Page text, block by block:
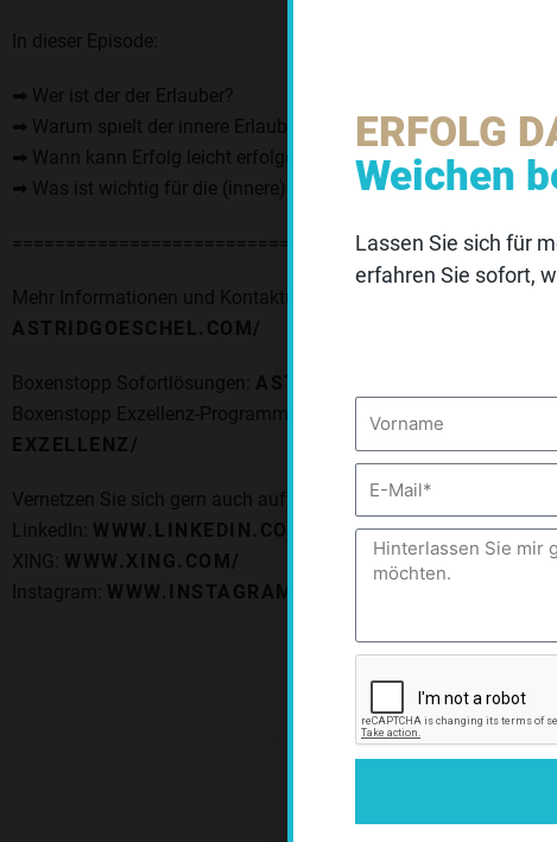
In dieser Episode:
➡ Wer ist der der Erlauber?
➡ Warum spielt der innere Erlauber eine wichtige Rolle für den
➡ Wann kann Erfolg leicht erfolgen?
➡ Was ist wichtig für die (innere) Selbst-Kommunikation?
=====================================
Mehr Informationen und Kontaktmöglichkeiten zu Astrid Göschel
ASTRIDGOESCHEL.COM/
Boxenstopp Sofortlösungen: ASTRIDGOESCHEL.COM/
Boxenstopp Exzellenz-Programm:
EXZELLENZ/
Vernetzen Sie sich gern auch auf den sozialen Medien mit ihr:
LinkedIn: WWW.LINKEDIN.COM/
XING: WWW.XING.COM/
Instagram: WWW.INSTAGRAM.COM/
Wir
jedoch
ERFOLG
Weichen
Lassen Sie sich für
erfahren Sie sofort,
Mail
Nachricht